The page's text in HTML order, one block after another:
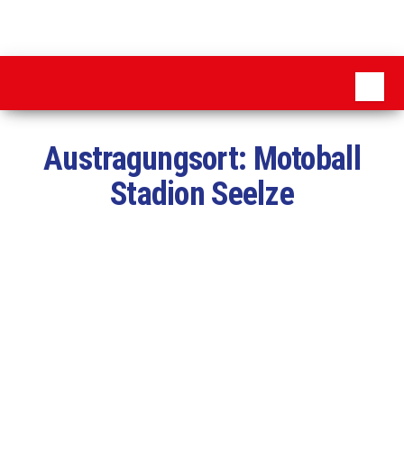
Austragungsort: Motoball
Stadion Seelze